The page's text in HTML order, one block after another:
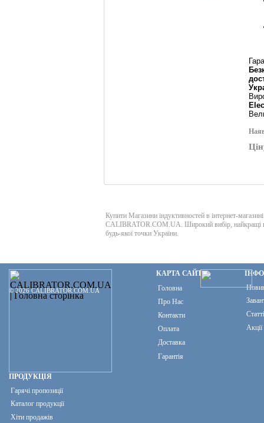
Купити Магазини індуктивностей в інтернет-магазині
CALIBRATOR.COM.UA. Широкий вибір, найкращі
будь-якої точки України.
© 2026 CALIBRATOR.COM.UA
КАРТА САЙТУ
Головна
Про Нас
Контакти
Оплата
Доставка
Гарантія
Статті
Акції
ПРОДУКЦІЯ
Гарячі пропозиції
Каталог продукції
Хіти продажів